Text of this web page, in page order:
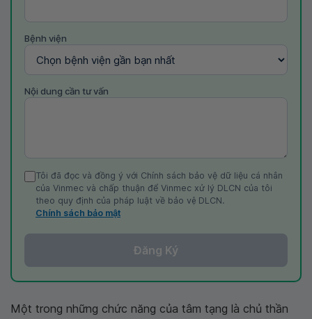
Bệnh viện
Nội dung cần tư vấn
Tôi đã đọc và đồng ý với Chính sách bảo vệ dữ liệu cá nhân
của Vinmec và chấp thuận để Vinmec xử lý DLCN của tôi
theo quy định của pháp luật về bảo vệ DLCN.
Chính sách bảo mật
Đăng Ký
Một trong những chức năng của tâm tạng là chủ thần